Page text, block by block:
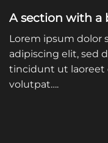
A section with a
Lorem ipsum dolor
adipiscing elit, sed
tincidunt ut laoreet
volutpat….